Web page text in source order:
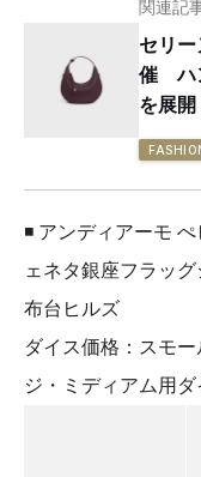
関連記
セリ
催 ハ
を展開
◾️ アンディアーモ
ェネタ銀座フラッ
布台ヒルズ
ダイス価格：スモ
ジ・ミディアム用ダ